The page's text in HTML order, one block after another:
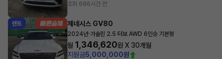
조회 686시간 전
렌트 제네시스 GV80
2024년·가솔린 2.5 터보 AWD 6인승 기본형
월 1,346,620원 X 30개월
지원금5,000,000원